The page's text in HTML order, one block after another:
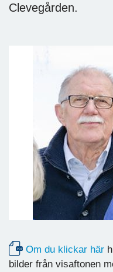
Clevegården.
Om du klickar här
bilder från visaftonen